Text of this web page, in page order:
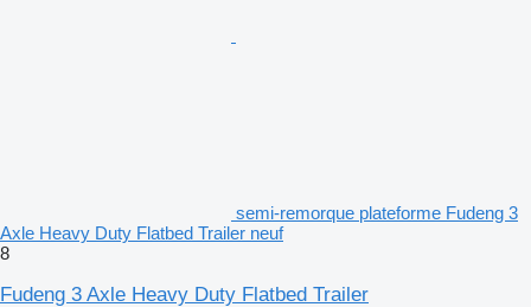
semi-remorque plateforme Fudeng 3
Axle Heavy Duty Flatbed Trailer neuf
8
Fudeng 3 Axle Heavy Duty Flatbed Trailer